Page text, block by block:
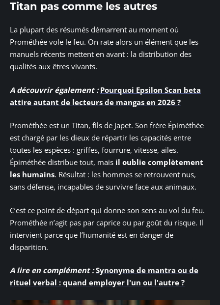
Titan pas comme les autres
La plupart des résumés démarrent au moment où
Prométhée vole le feu. On rate alors un élément que les
manuels récents mettent en avant : la distribution des
qualités aux êtres vivants.
A découvrir également : Pourquoi Epsilon Scan beta
attire autant de lecteurs de mangas en 2026 ?
Prométhée est un Titan, fils de Japet. Son frère Épiméthée
est chargé par les dieux de répartir les capacités entre
toutes les espèces : griffes, fourrure, vitesse, ailes.
Épiméthée distribue tout, mais il oublie complètement
les humains. Résultat : les hommes se retrouvent nus,
sans défense, incapables de survivre face aux animaux.
C’est ce point de départ qui donne son sens au vol du feu.
Prométhée n’agit pas par caprice ou par goût du risque. Il
intervient parce que l’humanité est en danger de
disparition.
A lire en complément : Synonyme de mantra ou de
rituel verbal : quand employer l'un ou l'autre ?